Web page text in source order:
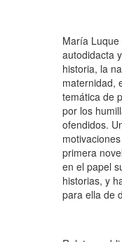
María
autodidacta
historia, la
maternidad,
temática de
por los
ofendidos.
primera
en el papel
historias, y
para ella de